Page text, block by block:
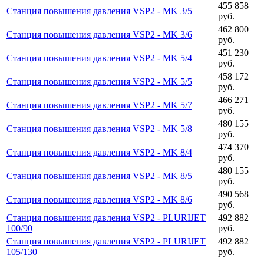
Станция повышения давления VSP2 - MK 3/5
455 858
руб.
Станция повышения давления VSP2 - MK 3/6
462 800
руб.
Станция повышения давления VSP2 - MK 5/4
451 230
руб.
Станция повышения давления VSP2 - MK 5/5
458 172
руб.
Станция повышения давления VSP2 - MK 5/7
466 271
руб.
Станция повышения давления VSP2 - MK 5/8
480 155
руб.
Станция повышения давления VSP2 - MK 8/4
474 370
руб.
Станция повышения давления VSP2 - MK 8/5
480 155
руб.
Станция повышения давления VSP2 - MK 8/6
490 568
руб.
Станция повышения давления VSP2 - PLURIJET
100/90
492 882
руб.
Станция повышения давления VSP2 - PLURIJET
105/130
492 882
руб.